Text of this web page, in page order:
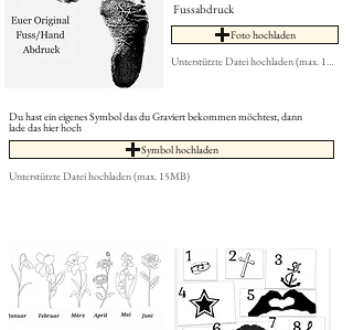
Fussabdruck
Foto hochladen
Unterstützte Datei hochladen (max. 15MB)
Du hast ein eigenes Symbol das du Graviert bekommen möchtest, dann
lade das hier hoch
Symbol hochladen
Unterstützte Datei hochladen (max. 15MB)